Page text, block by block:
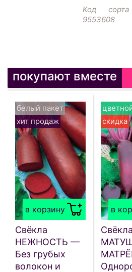
Код сорта
9553608
покупают вместе
в корзину
белый пакет
хит продаж
Свёкла
НЕЖНОСТЬ —
Без грубых
волокон и
в
скидка
Свёкла